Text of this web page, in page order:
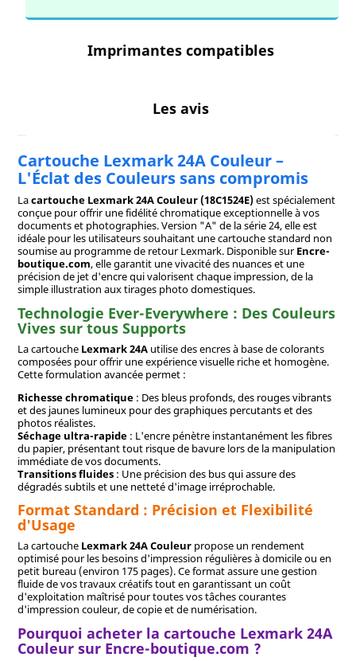
Imprimantes compatibles
Les avis
Cartouche Lexmark 24A Couleur –
L'Éclat des Couleurs sans compromis
Lacartouche Lexmark 24A Couleur (18C1524E)est spécialement
conçue pour offrir une fidélité chromatique exceptionnelle à vos
documents et photographies. Version "A" de la série 24, elle est
idéale pour les utilisateurs souhaitant une cartouche standard non
soumise au programme de retour Lexmark. Disponible surEncre-
boutique.com, elle garantit une vivacité des nuances et une
précision de jet d'encre qui valorisent chaque impression, de la
simple illustration aux tirages photo domestiques.
Technologie Ever-Everywhere : Des Couleurs
Vives sur tous Supports
La cartouche Lexmark 24Autilise des encres à base de colorants
composées pour offrir une expérience visuelle riche et homogène.
Cette formulation avancée permet :
Richesse chromatique: Des bleus profonds, des rouges vibrants
et des jaunes lumineux pour des graphiques percutants et des
photos réalistes.
Séchage ultra-rapide: L'encre pénètre instantanément les fibres
du papier, présentant tout risque de bavure lors de la manipulation
immédiate de vos documents.
Transitions fluides: Une précision des bus qui assure des
dégradés subtils et une netteté d'image irréprochable.
Format Standard : Précision et Flexibilité
d'Usage
La cartouche Lexmark 24A Couleurpropose un rendement
optimisé pour les besoins d'impression régulières à domicile ou en
petit bureau (environ 175 pages). Ce format assure une gestion
fluide de vos travaux créatifs tout en garantissant un coût
d'exploitation maîtrisé pour toutes vos tâches courantes
d'impression couleur, de copie et de numérisation.
Pourquoi acheter la cartouche Lexmark 24A
Couleur sur Encre-boutique.com ?